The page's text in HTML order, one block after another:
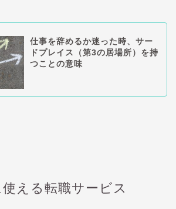
仕事を辞めるか迷った時、サー
ドプレイス（第3の居場所）を持
つことの意味
える転職サービス